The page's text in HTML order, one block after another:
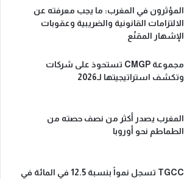
المؤثرون في المغرب: ما يجب معرفته عن
الالتزامات القانونية والضريبية وعقوبات
الإشهار المقنّع
مجموعة CMGP تستحوذ على شركات
وتكشف استراتيجيتها لـ2026
المغرب يصدر أكثر من نصف حصته من
الطماطم نحو أوروبا
TGCC تسجل نمواً بنسبة 12.5 في المائة في